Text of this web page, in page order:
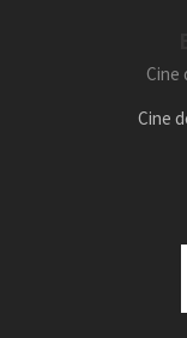
Cine
Cine